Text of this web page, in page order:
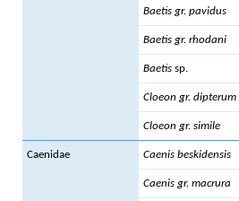
Baetis gr. pavidus
Baetis gr. rhodani
Baetis sp.
Cloeon gr. dipterum
Cloeon gr. simile
Caenidae Caenis beskidensis
Caenis gr. macrura